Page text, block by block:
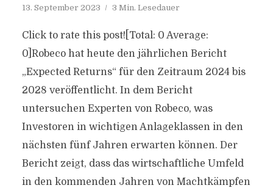
13. September 2023 3 Min. Lesedauer
Click to rate this post![Total: 0 Average:
0]Robeco hat heute den jährlichen Bericht
„Expected Returns“ für den Zeitraum 2024 bis
2028 veröffentlicht. In dem Bericht
untersuchen Experten von Robeco, was
Investoren in wichtigen Anlageklassen in den
nächsten fünf Jahren erwarten können. Der
Bericht zeigt, dass das wirtschaftliche Umfeld
in den kommenden Jahren von Machtkämpfen